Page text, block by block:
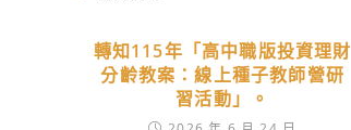
轉知115年「高中職版投資理財
分齡教案：線上種子教師營研
習活動」。